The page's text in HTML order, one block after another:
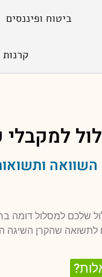
ביטוח ופיננסים
למקבלי
השוואה
שלכם למסלול דומה
לתשואה שהקרן השיגה